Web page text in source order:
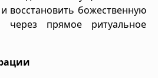
восстановить божественную
через прямое ритуальное